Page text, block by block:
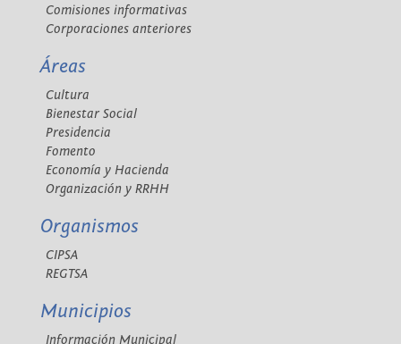
Comisiones informativas
Corporaciones anteriores
Áreas
Cultura
Bienestar Social
Presidencia
Fomento
Economía y Hacienda
Organización y RRHH
Organismos
CIPSA
REGTSA
Municipios
Información Municipal